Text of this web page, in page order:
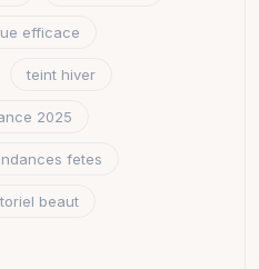
efficace
teint hiver
2025
fetes
beaut